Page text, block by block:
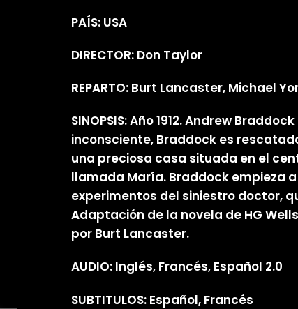
PAÍS: USA
DIRECTOR: Don Taylor
REPARTO: Burt Lancaster, Michael
SINOPSIS: Año 1912. Andrew
inconsciente, Braddock es
una preciosa casa situada en el
llamada María. Braddock empieza
experimentos del siniestro doctor,
Adaptación de la novela de HG
por Burt Lancaster.
AUDIO: Inglés, Francés, Español 2.0
SUBTITULOS: Español, Francés